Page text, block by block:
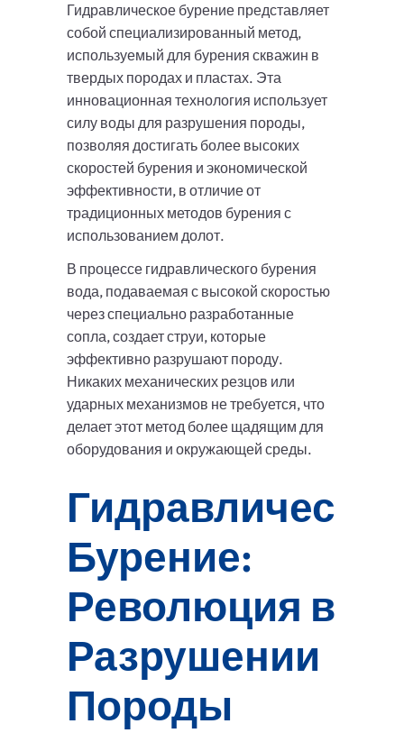
Гидравлическое бурение представляет
собой специализированный метод,
используемый для бурения скважин в
твердых породах и пластах. Эта
инновационная технология использует
силу воды для разрушения породы,
позволяя достигать более высоких
скоростей бурения и экономической
эффективности, в отличие от
традиционных методов бурения с
использованием долот.
В процессе гидравлического бурения
вода, подаваемая с высокой скоростью
через специально разработанные
сопла, создает струи, которые
эффективно разрушают породу.
Никаких механических резцов или
ударных механизмов не требуется, что
делает этот метод более щадящим для
оборудования и окружающей среды.
Гидравлическое
Бурение:
Революция в
Разрушении
Породы